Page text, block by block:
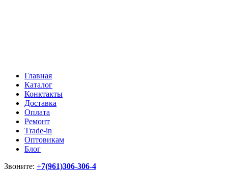
Главная
Каталог
Конктакты
Доставка
Оплата
Ремонт
Тrade-in
Оптовикам
Блог
Звоните: +7(961)306-306-4